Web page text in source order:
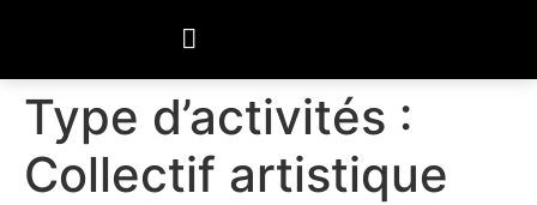
Type d’activités :
Collectif artistique